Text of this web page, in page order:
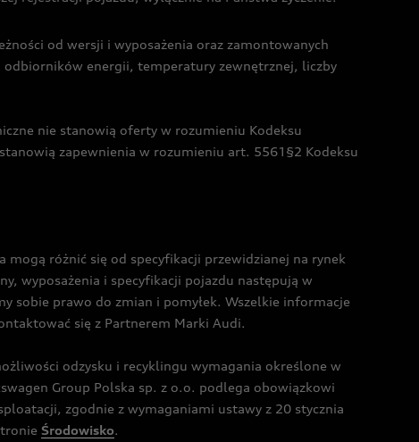
od wersji i wyposażenia oraz zamontowanych
odbiorników energii, temperatury zewnętrznej, liczby
nie stanowią oferty w rozumieniu Kodeksu
zapewnienia w rozumieniu art. 5561§2 Kodeksu
różnić się od specyfikacji przewidzianej na rynek
wyposażenia i specyfikacji pojazdu następują w
sobie prawo do zmian i pomyłek. Wszelkie informacje
się z Partnerem Marki Audi.
odzysku i recyklingu wymagania określone w
Group Polska sp. z o.o. podlega obowiązkowi
zgodnie z wymaganiami ustawy z 20 stycznia
Środowisko.